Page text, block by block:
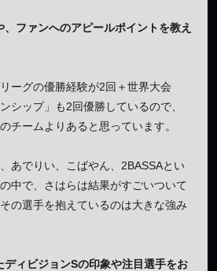
ファンへのアピールポイントを教え
ーグの優勝経験が2回＋世界大会
シップ」も2回優勝しているので、
チームよりあると思っています。
あでりい、こばやん、2BASSAとい
中で、さはらは結果がすごいついて
の選手を抱えているのは大きな強み
ィビジョンSの印象や注目選手をお